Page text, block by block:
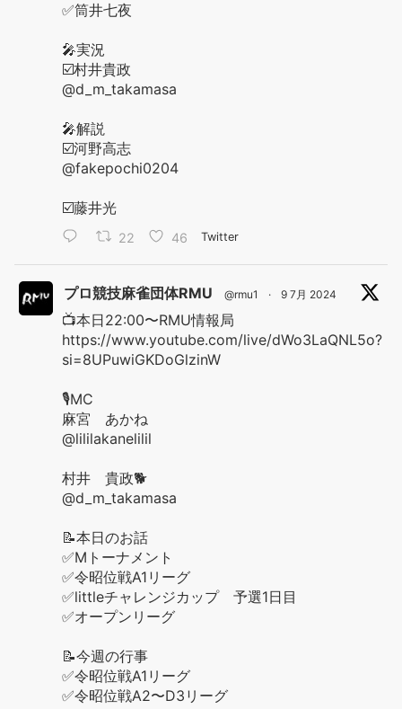
✅筒井七夜
🎤実況
☑️村井貴政
@d_m_takamasa
🎤解説
☑️河野高志
@fakepochi0204
☑️藤井光
22 46 Twitter
プロ競技麻雀団体RMU @rmu1 · 9 7月 2024
📺本日22:00〜RMU情報局
https://www.youtube.com/live/dWo3LaQNL5o?
si=8UPuwiGKDoGlzinW
🎙️MC
麻宮 あかね
@lililakanelilil
村井 貴政🐕
@d_m_takamasa
📝本日のお話
✅Mトーナメント
✅令昭位戦A1リーグ
✅littleチャレンジカップ 予選1日目
✅オープンリーグ
📝今週の行事
✅令昭位戦A1リーグ
✅令昭位戦A2〜D3リーグ